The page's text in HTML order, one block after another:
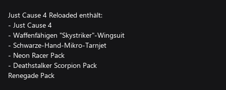
Just Cause 4 Reloaded enthält:
- Just Cause 4
- Waffenfähigen "Skystriker"-Wingsuit
- Schwarze-Hand-Mikro-Tarnjet
- Neon Racer Pack
- Deathstalker Scorpion Pack